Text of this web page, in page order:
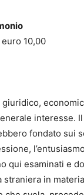
10,00
giuridico,
interesse.
fondato sui
qui esaminati e
straniera in